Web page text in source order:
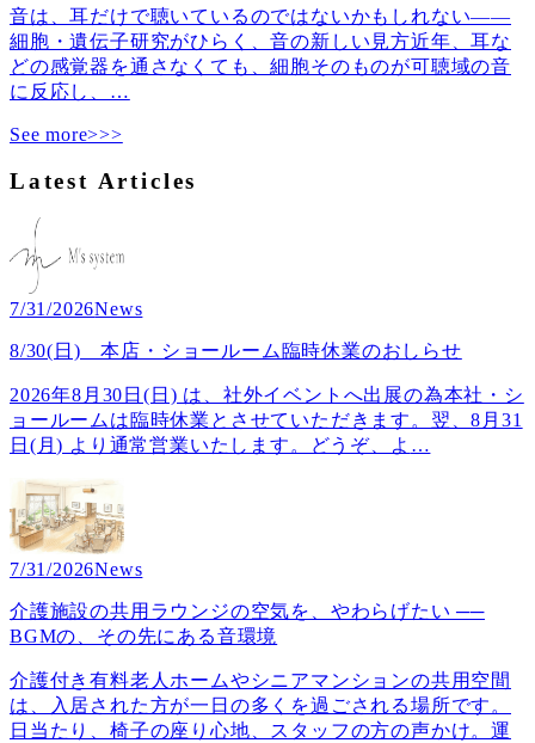
音は、耳だけで聴いているのではないかもしれない――
細胞・遺伝子研究がひらく、音の新しい見方近年、耳な
どの感覚器を通さなくても、細胞そのものが可聴域の音
に反応し、 …
See more>>>
Latest Articles
7/31/2026News
8/30(日) 本店・ショールーム臨時休業のおしらせ
2026年8月30日(日) は、社外イベントへ出展の為本社・シ
ョールームは臨時休業とさせていただきます。翌、8月31
日(月) より通常営業いたします。どうぞ、よ …
7/31/2026News
介護施設の共用ラウンジの空気を、やわらげたい ──
BGMの、その先にある音環境
介護付き有料老人ホームやシニアマンションの共用空間
は、入居された方が一日の多くを過ごされる場所です。
日当たり、椅子の座り心地、スタッフの方の声かけ。運